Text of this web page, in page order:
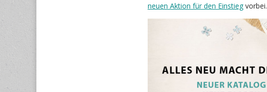
neuen Aktion für den Einstiegvorbei.